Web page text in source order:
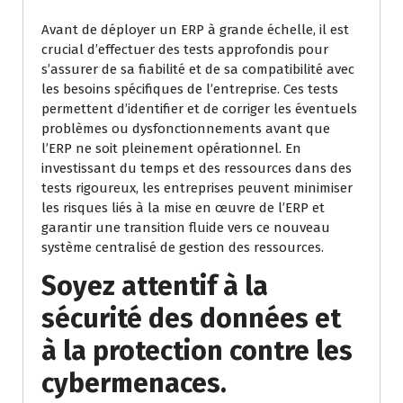
Avant de déployer un ERP à grande échelle, il est
crucial d’effectuer des tests approfondis pour
s’assurer de sa fiabilité et de sa compatibilité avec
les besoins spécifiques de l’entreprise. Ces tests
permettent d’identifier et de corriger les éventuels
problèmes ou dysfonctionnements avant que
l’ERP ne soit pleinement opérationnel. En
investissant du temps et des ressources dans des
tests rigoureux, les entreprises peuvent minimiser
les risques liés à la mise en œuvre de l’ERP et
garantir une transition fluide vers ce nouveau
système centralisé de gestion des ressources.
Soyez attentif à la
sécurité des données et
à la protection contre les
cybermenaces.